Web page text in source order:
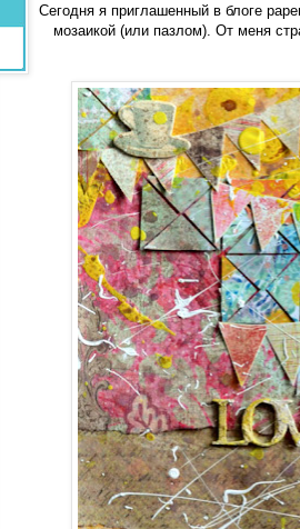
Сегодня я приглашенный в блоге
мозаикой (или пазлом). От меня